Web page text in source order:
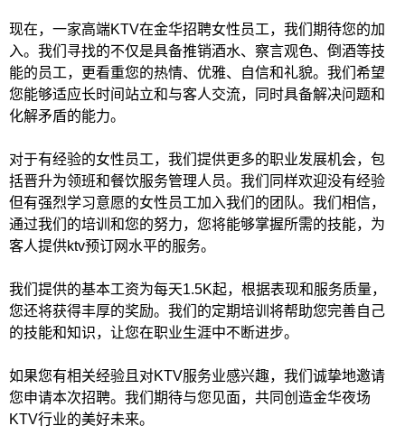
现在，一家高端KTV在金华招聘女性员工，我们期待您的加
入。我们寻找的不仅是具备推销酒水、察言观色、倒酒等技
能的员工，更看重您的热情、优雅、自信和礼貌。我们希望
您能够适应长时间站立和与客人交流，同时具备解决问题和
化解矛盾的能力。
对于有经验的女性员工，我们提供更多的职业发展机会，包
括晋升为领班和餐饮服务管理人员。我们同样欢迎没有经验
但有强烈学习意愿的女性员工加入我们的团队。我们相信，
通过我们的培训和您的努力，您将能够掌握所需的技能，为
客人提供ktv预订网水平的服务。
我们提供的基本工资为每天1.5K起，根据表现和服务质量，
您还将获得丰厚的奖励。我们的定期培训将帮助您完善自己
的技能和知识，让您在职业生涯中不断进步。
如果您有相关经验且对KTV服务业感兴趣，我们诚挚地邀请
您申请本次招聘。我们期待与您见面，共同创造金华夜场
KTV行业的美好未来。